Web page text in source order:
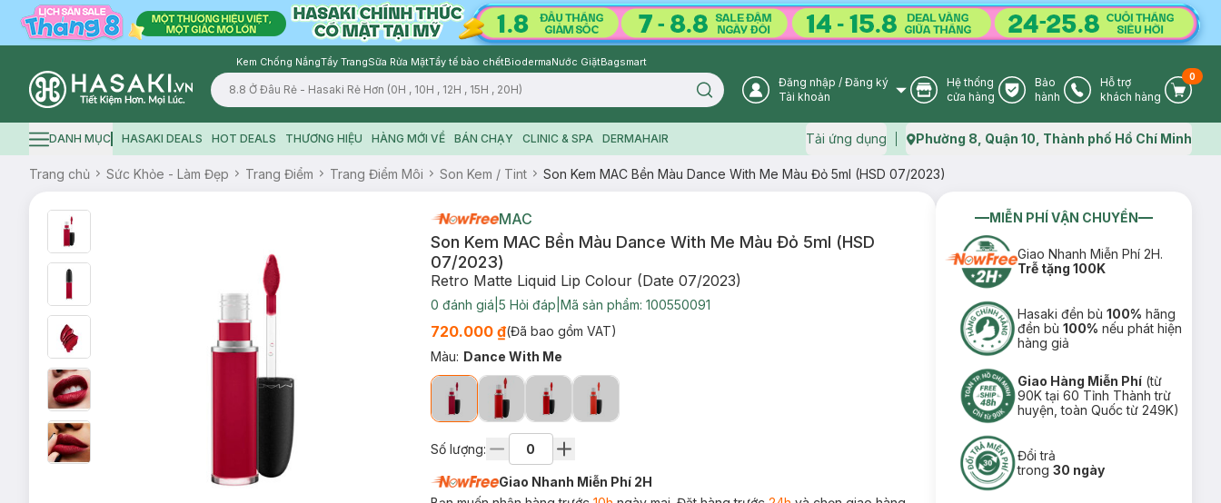
Kem Chống NắngTẩy TrangSữa Rửa MặtTẩy tế bào chếtBiodermaNước GiặtBagsmart
Logo
Search icon User Icon
Đăng nhập / Đăng ký
Tài khoản
Store Icon
Hệ thống
cửa hàng
Warranty Icon
Bảo
hành
Phone Icon
Hỗ trợ
khách hàng
Cart
0
Hamburger icon
DANH MỤC HASAKI DEALS HOT DEALS THƯƠNG HIỆU HÀNG MỚI VỀ BÁN CHẠY CLINIC & SPA DERMAHAIR Tải ứng dụng Map icon
Phường 8, Quận 10, Thành phố Hồ Chí Minh
Trang chủ Sức Khỏe - Làm Đẹp Trang Điểm Trang Điểm Môi Son Kem / Tint Son Kem MAC Bền Màu Dance With Me Màu Đỏ 5ml (HSD 07/2023)
MAC
Son Kem MAC Bền Màu Dance With Me Màu Đỏ 5ml (HSD
07/2023)
Retro Matte Liquid Lip Colour (Date 07/2023)
0 đánh giá 5 Hỏi đáp Mã sản phẩm: 100550091
720.000 ₫(Đã bao gồm VAT)
Màu: Dance With Me
Số lượng:
Giao Nhanh Miễn Phí 2H
MIỄN PHÍ VẬN CHUYỂN
Giao Nhanh Miễn Phí 2H.
Trễ tặng 100K
Hasaki đền bù100% hãng
đền bù100% nếu phát hiện
hàng giả
Giao Hàng Miễn Phí (từ
90K tại 60 Tỉnh Thành trừ
huyện, toàn Quốc từ 249K)
Đổi trả
trong30 ngày